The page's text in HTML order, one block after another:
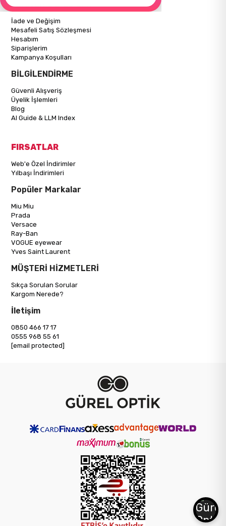
ALIŞVERİŞ BİLGİLERİ
İade ve Değişim
Mesafeli Satış Sözleşmesi
Hesabım
Siparişlerim
Kampanya Koşulları
BİLGİLENDİRME
Güvenli Alışveriş
Üyelik İşlemleri
Blog
AI Guide & LLM Index
FIRSATLAR
Web'e Özel İndirimler
Yılbaşı İndirimleri
Popüler Markalar
Miu Miu
Prada
Versace
Ray-Ban
VOGUE eyewear
Yves Saint Laurent
MÜŞTERİ HİZMETLERİ
Sıkça Sorulan Sorular
Kargom Nerede?
İletişim
0850 466 17 17
0555 968 55 61
[email protected]